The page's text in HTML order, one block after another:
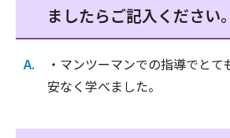
ましたらご記入ください。
・マンツーマンでの指導でと
安なく学べました。